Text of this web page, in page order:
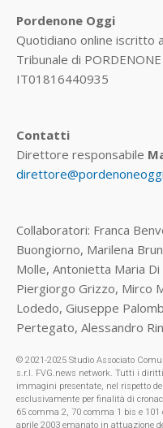
Pordenone Oggi
Quotidiano online iscritto
Tribunale di
IT01816440935
Contatti
Direttore responsabile
Collaboratori: Franca
Buongiorno, Marilena
Molle, Antonietta Maria Di
Piergiorgo Grizzo, Mirco
Lodedo, Giuseppe
Pertegato, Alessandro
© 2021-2025 Studio Associato
s.r.l. FVG.news network. Tutti i
immagini presentate, nel rispetto
esclusivamente per finalità di
65 comma 2, 70 comma 1 bis e 101
aprile 2003 emanato in attuazione